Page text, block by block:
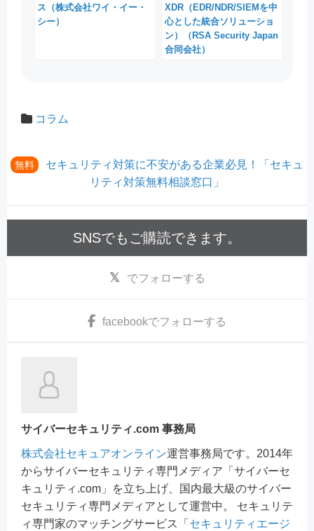
ス（株式会社ワイ・イー・
シー）
XDR（EDR/NDR/SIEMを中
心とした統合ソリューショ
ン）（RSA Security Japan
合同会社）
コラム
無料
セキュリティ対策に不安がある企業必見！「セキュ
リティ対策無料相談窓口」
SNSでもご購読できます。
でフォローする
facebookでフォローする
サイバーセキュリティ.com 事務局
株式会社セキュアオンライン運営事務局です。2014年
からサイバーセキュリティ専門メディア「サイバーセ
キュリティ.com」を立ち上げ、国内最大級のサイバー
セキュリティ専門メディアとして運営中。 セキュリテ
ィ専門家のマッチングサービス「 セキュリティエージ